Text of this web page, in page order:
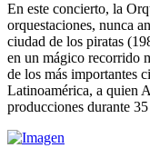
En este concierto, la
orquestaciones, nunca
ciudad de los piratas
en un mágico recorrido
de los más importantes
Latinoamérica, a quien
producciones durante